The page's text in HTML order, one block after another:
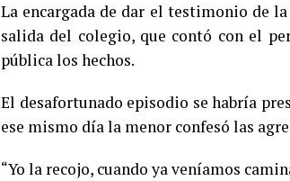
La encargada de dar el testimonio de
salida del colegio, que contó con el
pública los hechos.
El desafortunado episodio se habría
ese mismo día la menor confesó las
“Yo la recojo, cuando ya veníamos